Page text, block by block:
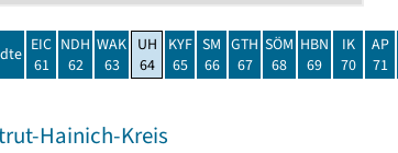
EIC
61
NDH
62
WAK
63
UH
64
KYF
65
SM
66
GTH
67
SÖM
68
HBN
69
IK
70
AP
71
Hainich-Kreis